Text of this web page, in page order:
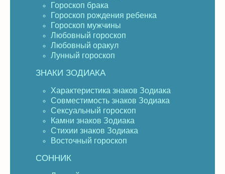
Гороскоп брака
Гороскоп рождения ребенка
Гороскоп мужчины
Любовный гороскоп
Любовный оракул
Лунный гороскоп
ЗНАКИ ЗОДИАКА
Характеристика знаков Зодиака
Совместимость знаков Зодиака
Сексуальный гороскоп
Камни знаков Зодиака
Стихии знаков Зодиака
Восточный гороскоп
СОННИК